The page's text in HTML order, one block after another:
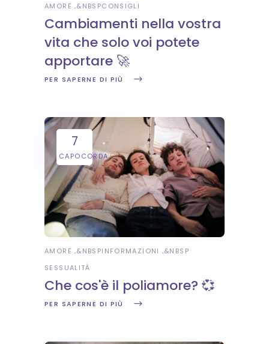
AMORE &NBSPCONSIGLI
Cambiamenti nella vostra
vita che solo voi potete
apportare 🚀
PER SAPERNE DI PIÙ
7
CAPOCORDA
AMORE &NBSPINFORMAZIONI
&NBSP
SESSUALITÀ
Che cos'è il poliamore? 💞
PER SAPERNE DI PIÙ